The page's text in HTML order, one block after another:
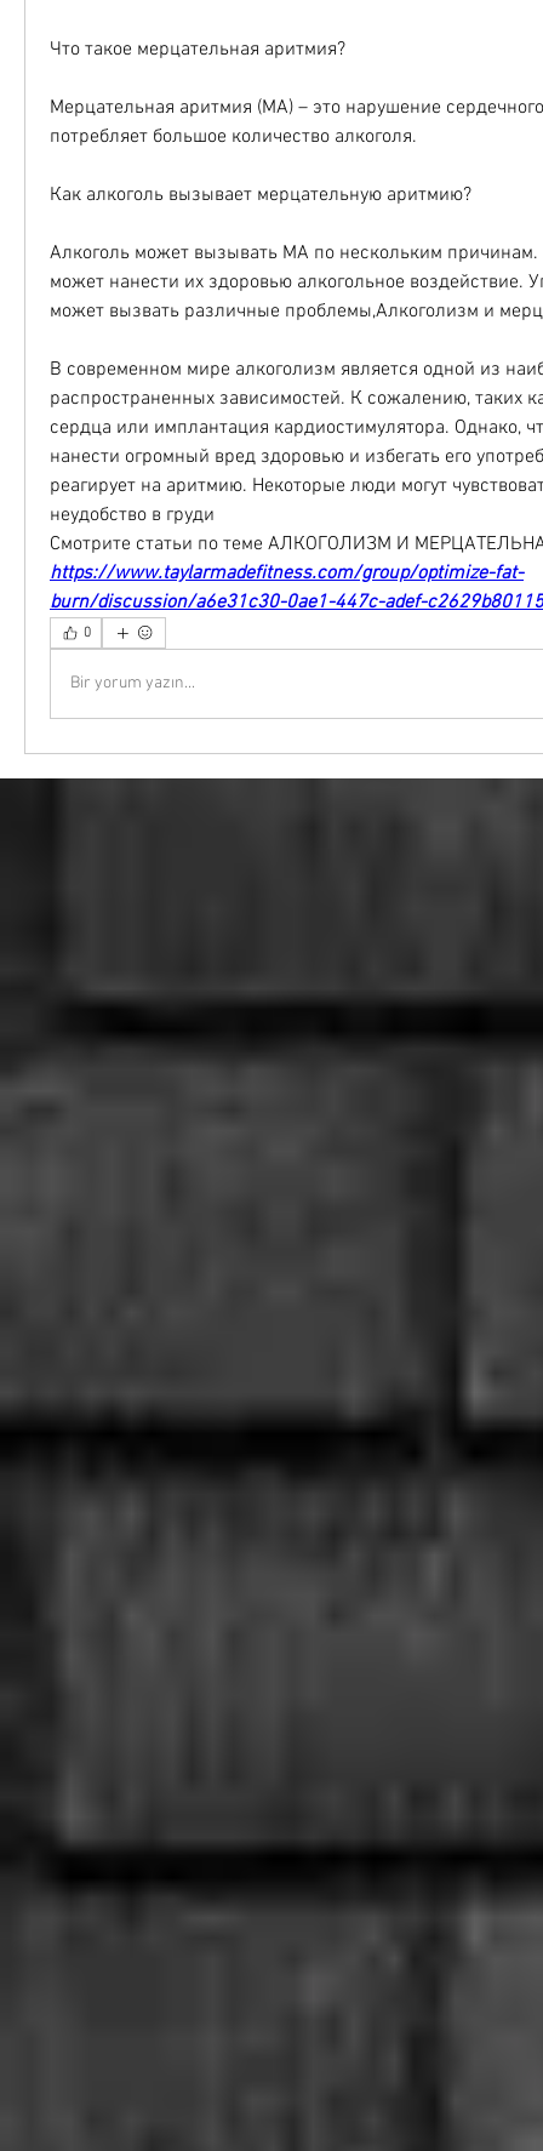
Что такое мерцательная аритмия?
Мерцательная аритмия (МА) – это нарушение
потребляет большое количество алкоголя.
Как алкоголь вызывает мерцательную аритмию?
Алкоголь может вызывать МА по нескольким
может нанести их здоровью алкогольное воздействие.
может вызвать различные проблемы,Алкоголизм и
В современном мире алкоголизм является одной из
распространенных зависимостей. К сожалению, таких
сердца или имплантация кардиостимулятора. Однако,
нанести огромный вред здоровью и избегать его
реагирует на аритмию. Некоторые люди могут
неудобство в груди
Смотрите статьи по теме АЛКОГОЛИЗМ И
https://www.taylarmadefitness.com/group/optimize-fat-
burn/discussion/a6e31c30-0ae1-447c-adef-
0
Bir yorum yazın...